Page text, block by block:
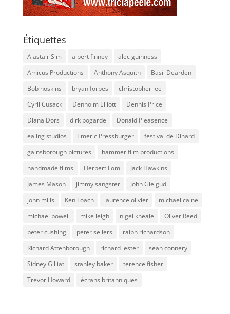
Étiquettes
Alastair Sim albert finney
alec guinness
Amicus Productions
Anthony Asquith
Basil Dearden
Bob hoskins
bryan forbes
christopher lee
Cyril Cusack
Denholm Elliott
Dennis Price
Diana Dors
dirk bogarde
Donald Pleasence
ealing studios
Emeric Pressburger
festival de Dinard
gainsborough pictures
hammer film productions
handmade films
Herbert Lom
Jack Hawkins
James Mason
jimmy sangster
John Gielgud
john mills
Ken Loach laurence olivier
michael caine
michael powell
mike leigh nigel kneale
Oliver Reed
peter cushing
peter sellers
ralph richardson
Richard Attenborough
richard lester
sean connery
Sidney Gilliat
stanley baker
terence fisher
Trevor Howard
écrans britanniques